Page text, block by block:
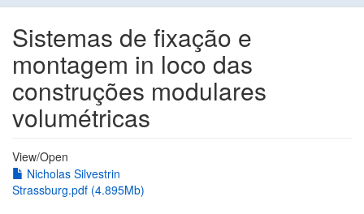
Sistemas de fixação e
montagem in loco das
construções modulares
volumétricas
View/Open
Nicholas Silvestrin
Strassburg.pdf (4.895Mb)